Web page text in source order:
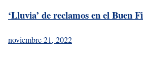
‘Lluvia’ de reclamos en el Buen
noviembre 21, 2022